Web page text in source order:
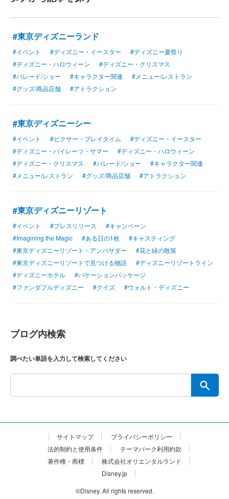
#東京ディズニーランド
#イベント #ディズニー・イースター
#ディズニー夏祭り
#ディズニー・ハロウィーン
#ディズニー・クリスマス
#パレード/ショー
#キャラクター関連
#メニュー/レストラン
#グッズ/商品店舗
#アトラクション
#東京ディズニーシー
#イベント #ピクサー・プレイタイム
#ディズニー・イースター
#ディズニー・パイレーツ・サマー
#ディズニー・ハロウィーン
#ディズニー・クリスマス
#パレード/ショー
#キャラクター関連
#メニュー/レストラン
#グッズ/商品店舗 #アトラクション
#東京ディズニーリゾート
#イベント #プレスリリース
#キャンペーン
#Imagining the Magic
#ある日の1枚
#キャスティング
#東京ディズニーリゾート・アンバサダー
#花と緑の散策
#東京ディズニーリゾートで見つける物語
#ディズニーリゾートライン
#ディズニーホテル
#バケーションパッケージ
#ファンダフルディズニー
#クイズ #ウォルト・ディズニー
ブログ内検索
調べたい単語を入力して検索してください
サイトマップ
プライバシーポリシー
法的制約と使用条件
テーマパーク利用約款
著作権・商標
株式会社オリエンタルランド
Disney.jp
©Disney. All rights reserved.